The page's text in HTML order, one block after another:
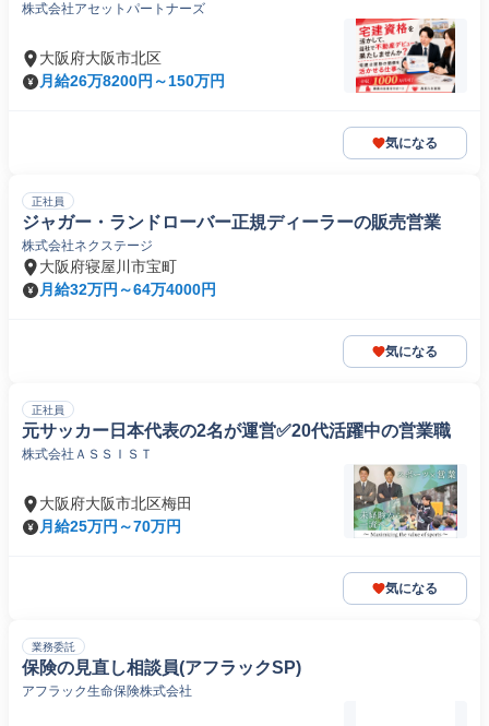
株式会社アセットパートナーズ
大阪府大阪市北区
月給26万8200円～150万円
気になる
正社員
ジャガー・ランドローバー正規ディーラーの販売営業
株式会社ネクステージ
大阪府寝屋川市宝町
月給32万円～64万4000円
気になる
正社員
元サッカー日本代表の2名が運営✅️20代活躍中の営業職
株式会社ＡＳＳＩＳＴ
大阪府大阪市北区梅田
月給25万円～70万円
気になる
業務委託
保険の見直し相談員(アフラックSP)
アフラック生命保険株式会社